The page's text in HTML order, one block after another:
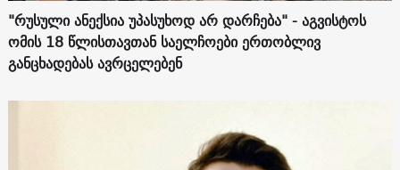
"რუსული ანექსია უპასუხოდ არ დარჩება" - აგვისტოს
ომის 18 წლისთავთან საელჩოები ერთობლივ
განცხადებას ავრცელებენ